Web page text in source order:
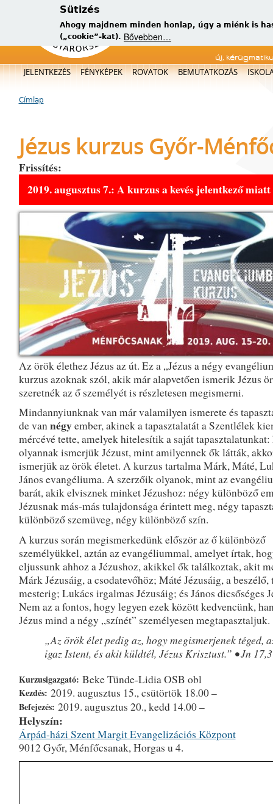
Sütizés
Ahogy majdnem minden honlap, úgy a miénk is
(„cookie”-kat). Bővebben…
új,
Főmenü
JELENTKEZÉS FÉNYKÉPEK ROVATOK BEMUTATKOZÁS
Jelenlegi hely
Címlap
Jézus kurzus Győr-
Frissítés:
2019. augusztus 7.: A kurzus a kevés jelentkező
Az örök élethez Jézus az út. Ez a „Jézus a négy
kurzus azoknak szól, akik már alapvetően ismerik Jézus
szeretnék az ő személyét is részletesen megismerni.
Mindannyiunknak van már valamilyen ismerete és
de vannégyember, akinek a tapasztalatát a Szentlélek
mércévé tette, amelyek hitelesítik a saját tapasztalatunkat:
olyannak ismerjük Jézust, mint amilyennek ők látták,
ismerjük az örök életet. A kurzus tartalma Márk, Máté,
János evangéliuma. A szerzőik olyanok, mint az
barát, akik elvisznek minket Jézushoz: négy különböző
Jézusnak más-más tulajdonsága érintett meg, négy
különböző szemüveg, négy különböző szín.
A kurzus során megismerkedünk először az ő különböző
személyükkel, aztán az evangéliummal, amelyet írtak,
eljussunk ahhoz a Jézushoz, akikkel ők találkoztak, akit
Márk Jézusáig, a csodatevőhöz; Máté Jézusáig, a beszélő,
mesterig; Lukács irgalmas Jézusáig; és János dicsőséges
Nem az a fontos, hogy legyen ezek között kedvencünk,
Jézus mind a négy „színét” személyesen megtapasztaljuk.
„Az örök élet pedig az, hogy megismerjenek téged,
igaz Istent, és akit küldtél, Jézus Krisztust.” • Jn 17,3
Kurzusigazgató: Beke Tünde-Lidia OSB obl
Kezdés: 2019. augusztus 15., csütörtök 18.00 –
Befejezés: 2019. augusztus 20., kedd 14.00 –
Helyszín:
Árpád-házi Szent Margit Evangelizációs Központ
9012 Győr, Ménfőcsanak, Horgas u 4.